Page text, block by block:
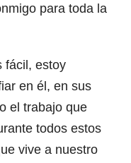
para toda la
fácil, estoy
en él, en sus
el trabajo que
todos estos
vive a nuestro